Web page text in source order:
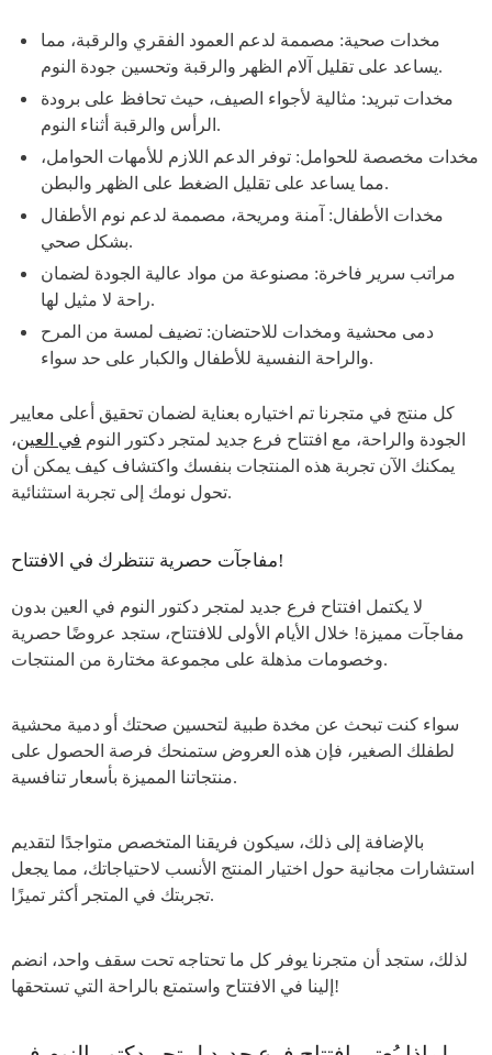
مخدات صحية: مصممة لدعم العمود الفقري والرقبة، مما
يساعد على تقليل آلام الظهر والرقبة وتحسين جودة النوم.
مخدات تبريد: مثالية لأجواء الصيف، حيث تحافظ على برودة
الرأس والرقبة أثناء النوم.
مخدات مخصصة للحوامل: توفر الدعم اللازم للأمهات الحوامل،
مما يساعد على تقليل الضغط على الظهر والبطن.
مخدات الأطفال: آمنة ومريحة، مصممة لدعم نوم الأطفال
بشكل صحي.
مراتب سرير فاخرة: مصنوعة من مواد عالية الجودة لضمان
راحة لا مثيل لها.
دمى محشية ومخدات للاحتضان: تضيف لمسة من المرح
والراحة النفسية للأطفال والكبار على حد سواء.
كل منتج في متجرنا تم اختياره بعناية لضمان تحقيق أعلى معايير
الجودة والراحة، مع افتتاح فرع جديد لمتجر دكتور النوم في العين،
يمكنك الآن تجربة هذه المنتجات بنفسك واكتشاف كيف يمكن أن
تحول نومك إلى تجربة استثنائية.
مفاجآت حصرية تنتظرك في الافتتاح!
لا يكتمل افتتاح فرع جديد لمتجر دكتور النوم في العين بدون
مفاجآت مميزة! خلال الأيام الأولى للافتتاح، ستجد عروضًا حصرية
وخصومات مذهلة على مجموعة مختارة من المنتجات.
سواء كنت تبحث عن مخدة طبية لتحسين صحتك أو دمية محشية
لطفلك الصغير، فإن هذه العروض ستمنحك فرصة الحصول على
منتجاتنا المميزة بأسعار تنافسية.
بالإضافة إلى ذلك، سيكون فريقنا المتخصص متواجدًا لتقديم
استشارات مجانية حول اختيار المنتج الأنسب لاحتياجاتك، مما يجعل
تجربتك في المتجر أكثر تميزًا.
لذلك، ستجد أن متجرنا يوفر كل ما تحتاجه تحت سقف واحد، انضم
إلينا في الافتتاح واستمتع بالراحة التي تستحقها!